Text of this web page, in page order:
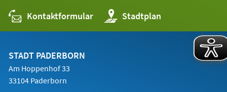
Kontaktformular Stadtplan
(Öffnet
in
einem
STADT PADERBORN
Am Hoppenhof 33
33104 Paderborn